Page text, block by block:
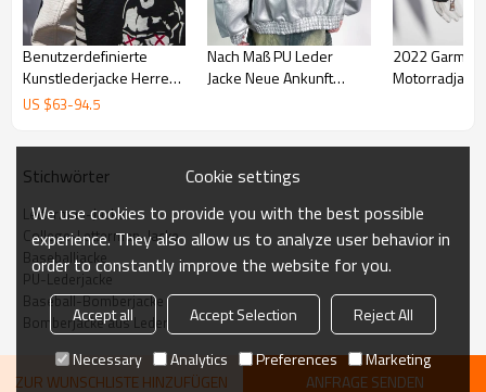
Benutzerdefinierte
Kunstlederjacke Herren |
Leopard Letterman Tech
Kunstleder
US $63-94.5
Nach Maß PU Leder
Jacke Neue Ankunft
2022
Hersteller von
Stichwörter
Letterman-Jacke
College-Letterman-Jacke
Baseballjacke
PU-Lederjacke
Baseball-Bomberjacke
Bomberjacke aus Leder
ZUR WUNSCHLISTE HINZUFÜGEN ANFRAGE SENDEN
Cookie settings
We use cookies to provide you with the best possible
experience. They also allow us to analyze user behavior in
order to constantly improve the website for you.
Accept all Accept Selection
Reject All
Necessary
Analytics Preferences Marketing